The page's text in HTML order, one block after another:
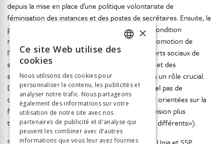
depuis la mise en place d’une politique volontariste de
féminisation des instances et des postes de secrétaires. Ensuite, la
présence des femmes dans le syndicat est une condition
nécessaire, mais de loin pas suffisante pour la promotion de
l’égalité. Encore faut-il une politisation des rapports sociaux de
sexe, et c’est le travail des commissions femmes et des
secrétaires en charge de ces dossiers qui joue là un rôle crucial.
Dans les syndicats de TS, qui n’ont pour l’essentiel pas de
commission femmes, les politiques d’égalité sont orientées sur la
famille et la maternité et vont de pair avec une vision plus
traditionnelle du rôle des femmes («égaux, mais différents»).
ITALIAN
×
Ce site Web utilise des
cookies
Nous utilisons des cookies pour
personnaliser le contenu, les publicités et
analyser notre trafic. Nous partageons
également des informations sur votre
utilisation de notre site avec nos
partenaires de publicité et d'analyse qui
peuvent les combiner avec d'autres
informations que vous leur avez fournies